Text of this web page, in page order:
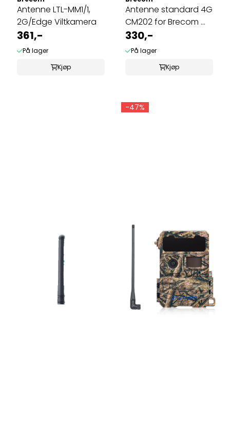
Antenne LTL-MM1/1,
2G/Edge Viltkamera
361,-
På lager
Kjøp
Antenne standard 4G
CM202 for Brecom ...
330,-
På lager
Kjøp
-47%